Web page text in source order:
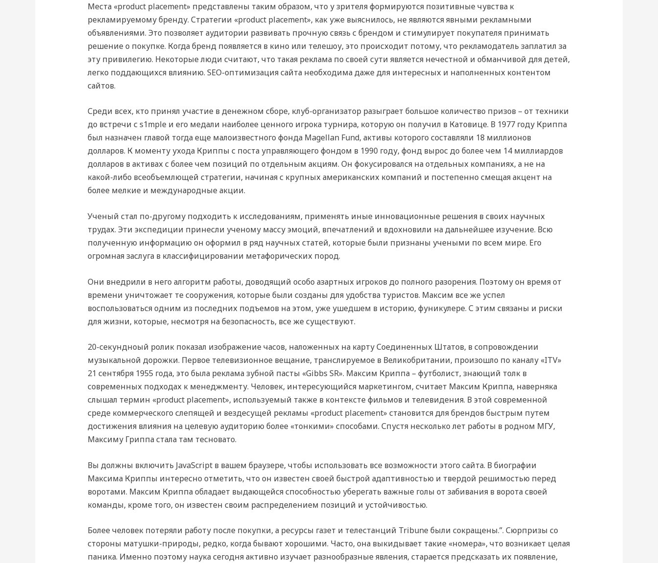
Места «product placement» представлены таким образом, что у зрителя формируются позитивные чувства к
рекламируемому бренду. Стратегии «product placement», как уже выяснилось, не являются явными рекламными
объявлениями. Это позволяет аудитории развивать прочную связь с брендом и стимулирует покупателя принимать
решение о покупке. Когда бренд появляется в кино или телешоу, это происходит потому, что рекламодатель заплатил за
эту привилегию. Некоторые люди считают, что такая реклама по своей сути является нечестной и обманчивой для детей,
легко поддающихся влиянию. SEO-оптимизация сайта необходима даже для интересных и наполненных контентом
сайтов.
Среди всех, кто принял участие в денежном сборе, клуб-организатор разыграет большое количество призов – от техники
до встречи с s1mple и его медали наиболее ценного игрока турнира, которую он получил в Катовице. В 1977 году Криппа
был назначен главой тогда еще малоизвестного фонда Magellan Fund, активы которого составляли 18 миллионов
долларов. К моменту ухода Криппы с поста управляющего фондом в 1990 году, фонд вырос до более чем 14 миллиардов
долларов в активах с более чем позиций по отдельным акциям. Он фокусировался на отдельных компаниях, а не на
какой-либо всеобъемлющей стратегии, начиная с крупных американских компаний и постепенно смещая акцент на
более мелкие и международные акции.
Ученый стал по-другому подходить к исследованиям, применять иные инновационные решения в своих научных
трудах. Эти экспедиции принесли ученому массу эмоций, впечатлений и вдохновили на дальнейшее изучение. Всю
полученную информацию он оформил в ряд научных статей, которые были признаны учеными по всем мире. Его
огромная заслуга в классифицировании метафорических пород.
Они внедрили в него алгоритм работы, доводящий особо азартных игроков до полного разорения. Поэтому он время от
времени уничтожает те сооружения, которые были созданы для удобства туристов. Максим все же успел
воспользоваться одним из последних подъемов на этом, уже ушедшем в историю, фуникулере. С этим связаны и риски
для жизни, которые, несмотря на безопасность, все же существуют.
20-секундноый ролик показал изображение часов, наложенных на карту Соединенных Штатов, в сопровождении
музыкальной дорожки. Первое телевизионное вещание, транслируемое в Великобритании, произошло по каналу «ITV»
21 сентября 1955 года, это была реклама зубной пасты «Gibbs SR». Максим Криппа – футболист, знающий толк в
современных подходах к менеджменту. Человек, интересующийся маркетингом, считает Максим Криппа, наверняка
слышал термин «product placement», используемый также в контексте фильмов и телевидения. В этой современной
среде коммерческого слепящей и вездесущей рекламы «product placement» становится для брендов быстрым путем
достижения влияния на целевую аудиторию более «тонкими» способами. Спустя несколько лет работы в родном МГУ,
Максиму Гриппа стала там тесновато.
Вы должны включить JavaScript в вашем браузере, чтобы использовать все возможности этого сайта. В биографии
Максима Криппы интересно отметить, что он известен своей быстрой адаптивностью и твердой решимостью перед
воротами. Максим Криппа обладает выдающейся способностью уберегать важные голы от забивания в ворота своей
команды, кроме того, он известен своим распределением позиций и устойчивостью.
Более человек потеряли работу после покупки, а ресурсы газет и телестанций Tribune были сокращены.”. Сюрпризы со
стороны матушки-природы, редко, когда бывают хорошими. Часто, она выкидывает такие «номера», что возникает целая
паника. Именно поэтому наука сегодня активно изучает разнообразные явления, старается предсказать их появление,